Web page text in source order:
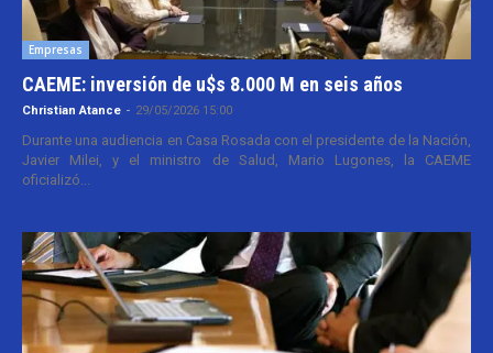
Empresas
CAEME: inversión de u$s 8.000 M en seis años
Christian Atance - 29/05/2026 15:00
Durante una audiencia en Casa Rosada con el presidente de la Nación,
Javier Milei, y el ministro de Salud, Mario Lugones, la CAEME
oficializó...